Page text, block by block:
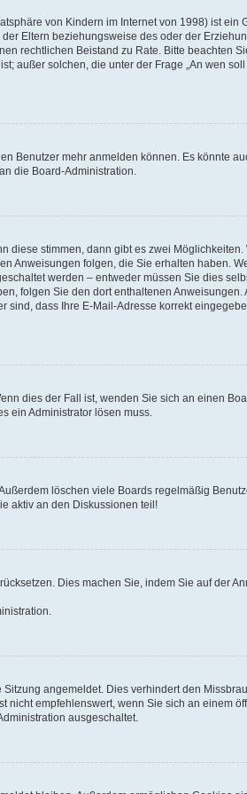
von Kindern im Internet von 1998) ist ein
Eltern beziehungsweise des oder der
rechtlichen Beistand zu Rate. Bitte beachten
außer solchen, die unter der Frage „An wen
Benutzer mehr anmelden können. Es könnte
die Board-Administration.
diese stimmen, dann gibt es zwei Möglichkeiten.
Anweisungen folgen, die Sie erhalten haben.
werden – entweder müssen Sie dies
folgen Sie den dort enthaltenen
dass Ihre E-Mail-Adresse korrekt
dies der Fall ist, wenden Sie sich an einen
ein Administrator lösen muss.
löschen viele Boards regelmäßig
aktiv an den Diskussionen teil!
Dies machen Sie, indem Sie auf der
angemeldet. Dies verhindert den
empfehlenswert, wenn Sie sich an einem
ausgeschaltet.